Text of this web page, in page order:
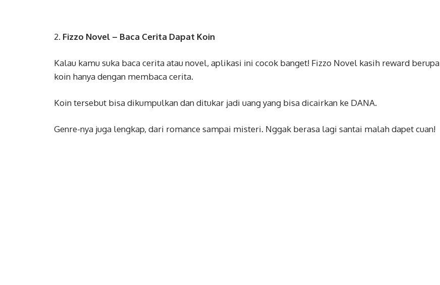
2. Fizzo Novel – Baca Cerita Dapat Koin
Kalau kamu suka baca cerita atau novel, aplikasi ini cocok banget! Fizzo Novel kasih reward berupa
koin hanya dengan membaca cerita.
Koin tersebut bisa dikumpulkan dan ditukar jadi uang yang bisa dicairkan ke DANA.
Genre-nya juga lengkap, dari romance sampai misteri. Nggak berasa lagi santai malah dapet cuan!